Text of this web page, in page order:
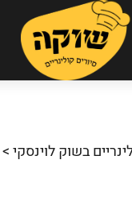
בשוק לוינסקי>